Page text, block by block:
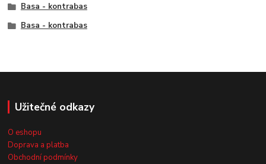
Basa - kontrabas
Basa - kontrabas
Užitečné odkazy
O eshopu
Doprava a platba
Obchodní podmínky